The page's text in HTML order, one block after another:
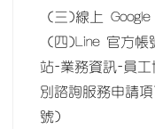
(三)線上 Google
(四)Line 官方帳
站-業務資訊-員工
別諮詢服務申請
號)